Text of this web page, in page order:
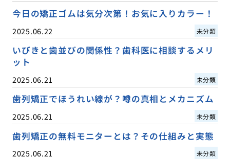
今日の矯正ゴムは気分次第！お気に入りカラー！
2025.06.22 未分類
いびきと歯並びの関係性？歯科医に相談するメリ
ット
2025.06.21 未分類
歯列矯正でほうれい線が？噂の真相とメカニズム
2025.06.21 未分類
歯列矯正の無料モニターとは？その仕組みと実態
2025.06.21 未分類